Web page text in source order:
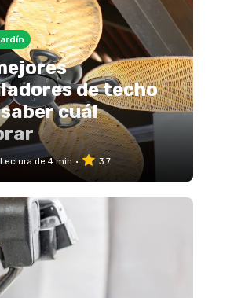
de techo
cuál
Lectura de 4 min 3.7